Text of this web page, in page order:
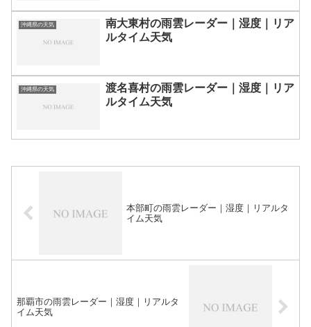
沖縄県の天気
南大東村の雨雲レーダー｜湿度｜リア
ルタイム天気
沖縄県の天気
渡名喜村の雨雲レーダー｜湿度｜リア
ルタイム天気
本部町の雨雲レーダー｜湿度｜リアルタ
イム天気
那覇市の雨雲レーダー｜湿度｜リアルタ
イム天気